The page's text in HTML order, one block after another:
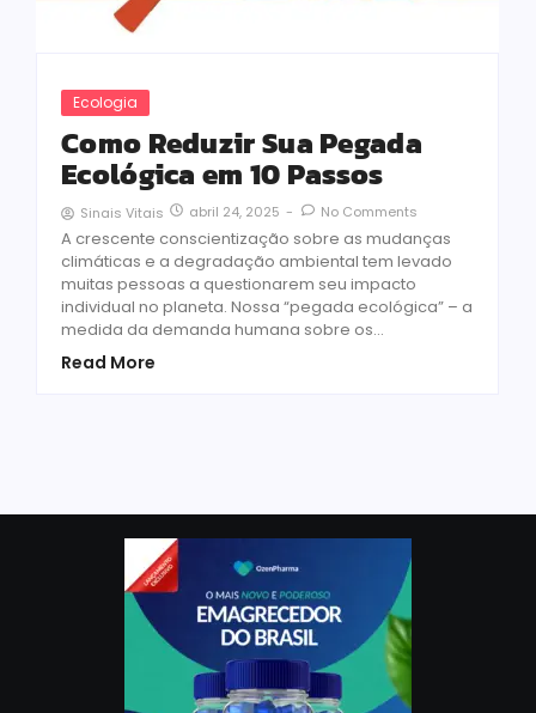
Ecologia
Como Reduzir Sua Pegada
Ecológica em 10 Passos
Sinais Vitais abril 24, 2025 - No Comments
A crescente conscientização sobre as mudanças
climáticas e a degradação ambiental tem levado
muitas pessoas a questionarem seu impacto
individual no planeta. Nossa “pegada ecológica” – a
medida da demanda humana sobre os...
Read More